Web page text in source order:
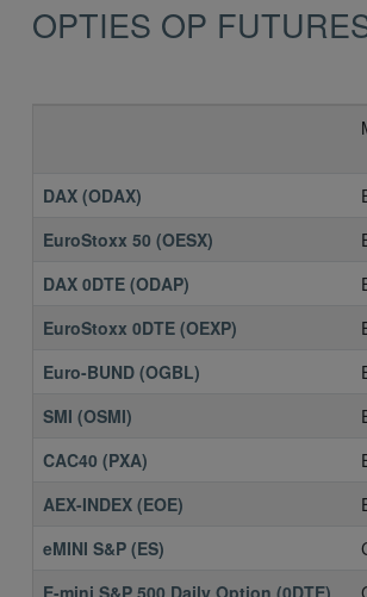
OPTIES OP
DAX (ODAX)
EuroStoxx 50 (OESX)
DAX 0DTE (ODAP)
EuroStoxx 0DTE (OEXP)
Euro-BUND (OGBL)
SMI (OSMI)
CAC40 (PXA)
AEX-INDEX (EOE)
eMINI S&P (ES)